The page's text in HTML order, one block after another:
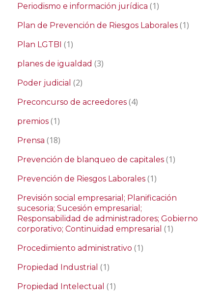
Periodismo e información jurídica (1)
Plan de Prevención de Riesgos Laborales (1)
Plan LGTBI (1)
planes de igualdad (3)
Poder judicial (2)
Preconcurso de acreedores (4)
premios (1)
Prensa (18)
Prevención de blanqueo de capitales (1)
Prevención de Riesgos Laborales (1)
Previsión social empresarial; Planificación
sucesoria; Sucesión empresarial;
Responsabilidad de administradores; Gobierno
corporativo; Continuidad empresarial (1)
Procedimiento administrativo (1)
Propiedad Industrial (1)
Propiedad Intelectual (1)